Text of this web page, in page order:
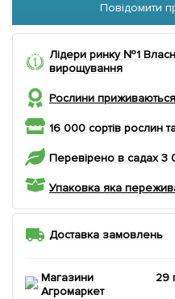
Повідомити
Лідери ринку №1
вирощування
Рослини
16 000 сортів рослин
Перевірено в садах 3
Упаковка яка
Доставка замовлень
Магазини
Агромаркет
29